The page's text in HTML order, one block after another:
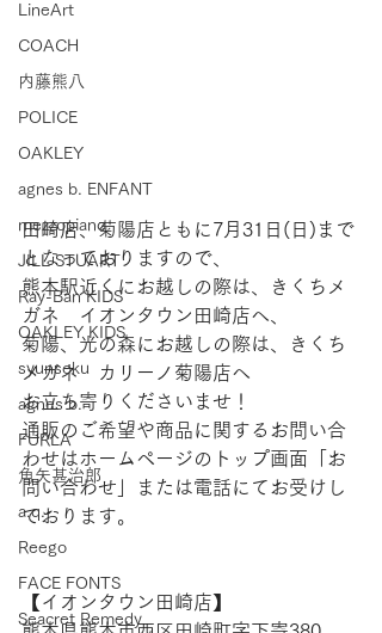
LineArt
COACH
内藤熊八
POLICE
OAKLEY
agnes b. ENFANT
mezzopiano
JILL STUART
Ray-Ban KIDS
OAKLEY KIDS
syunsoku
agnes b.
FURLA
角矢甚治郎
a.q.
Reego
FACE FONTS
Seacret Remedy
田崎店、菊陽店ともに7月31日(日)まで
となっておりますので、
熊本駅近くにお越しの際は、きくちメ
ガネ　イオンタウン田崎店へ、
菊陽、光の森にお越しの際は、きくち
メガネ　カリーノ菊陽店へ
お立ち寄りくださいませ！
通販のご希望や商品に関するお問い合
わせはホームページのトップ画面「お
問い合わせ」または電話にてお受けし
ております。
【​イオンタウン田崎店】